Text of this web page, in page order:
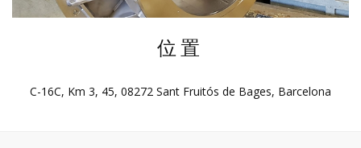
位置
C-16C, Km 3, 45, 08272 Sant Fruitós de Bages, Barcelona